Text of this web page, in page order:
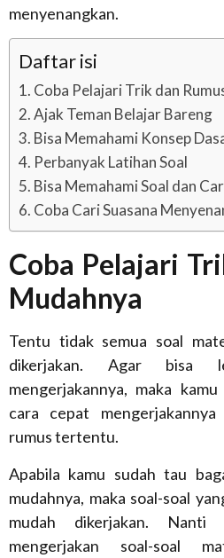
menyenangkan.
Daftar isi
Coba Pelajari Trik dan
Ajak Teman Belajar Bareng
Bisa Memahami Konsep
Perbanyak Latihan Soal
Bisa Memahami Soal dan
Coba Cari Suasana
Coba Pelajari
Mudahnya
Tentu tidak semua soal
dikerjakan. Agar bisa
mengerjakannya, maka
cara cepat mengerjakannya
rumus tertentu.
Apabila kamu sudah tau
mudahnya, maka soal-soal
mudah dikerjakan. Nanti
mengerjakan soal-soal